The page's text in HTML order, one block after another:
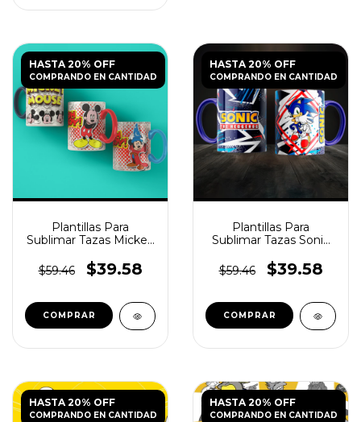
HASTA 20% OFF
COMPRANDO EN CANTIDAD
Plantillas Para
Sublimar Tazas Mickey
$59.46
$39.58
HASTA 20% OFF
COMPRANDO EN CANTIDAD
Plantillas Para
Sublimar Tazas Sonic
$59.46
$39.58
HASTA 20% OFF
COMPRANDO EN CANTIDAD
HASTA 20% OFF
COMPRANDO EN CANTIDAD